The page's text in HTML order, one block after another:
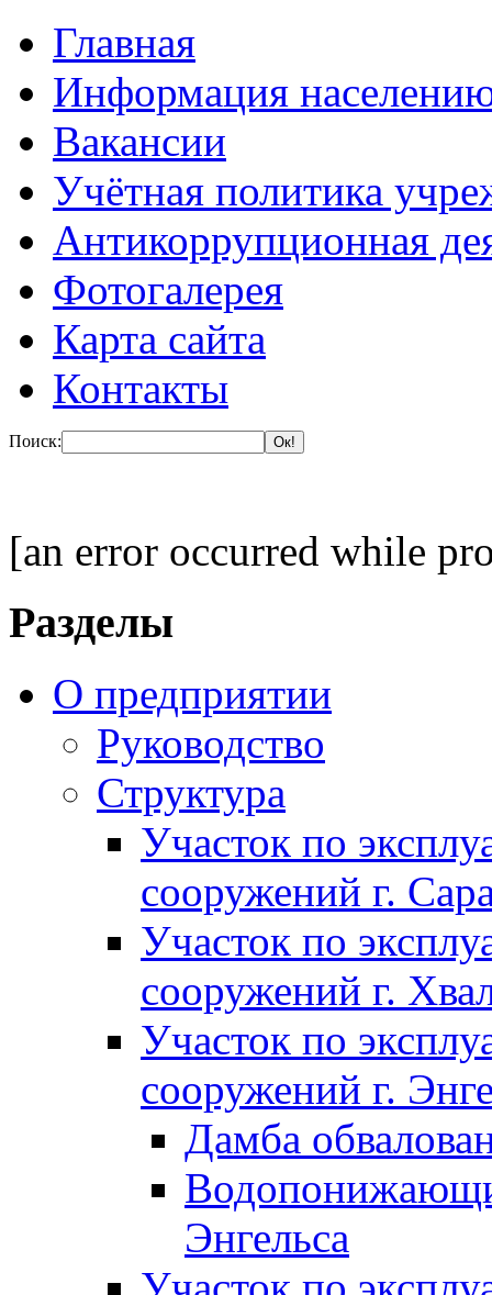
Главная
Информация
Вакансии
Учётная политика
Антикоррупционная
Фотогалерея
Карта сайта
Контакты
Поиск:
[an error occurred while
Разделы
О предприятии
Руководство
Структура
Участок по
сооружений г.
Участок по
сооружений г.
Участок по
сооружений г.
Дамба
Энгельса